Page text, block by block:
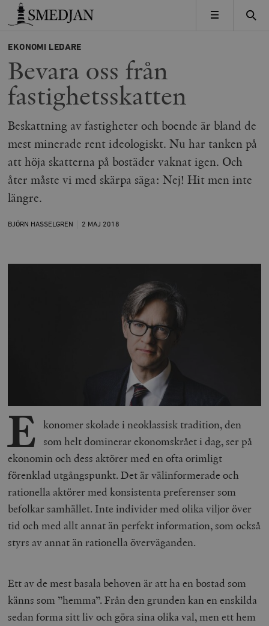
Timbro
MENY
EKONOMI LEDARE
Bevara oss från
fastighetsskatten
Beskattning av fastigheter och boende är bland de
mest minerade rent ideologiskt. Nu har tanken på
att höja skatterna på bostäder vaknat igen. Och
åter måste vi med skärpa säga: Nej! Hit men inte
längre.
BJÖRN HASSELGREN 2 MAJ 2018
E
konomer skolade i neoklassisk tradition, den
som helt dominerar ekonomskrået i dag, ser på
ekonomin och dess aktörer med en ofta orimligt
förenklad utgångspunkt. Det är välinformerade och
rationella aktörer med konsistenta preferenser som
befolkar samhället. Inte individer med olika viljor över
tid och med allt annat än perfekt information, som också
styrs av annat än rationella överväganden.
Ett av de mest basala behoven är att ha en bostad som
känns som ”hemma”. Från den grunden kan en enskilda
sedan forma sitt liv och göra sina olika val, men ett hem